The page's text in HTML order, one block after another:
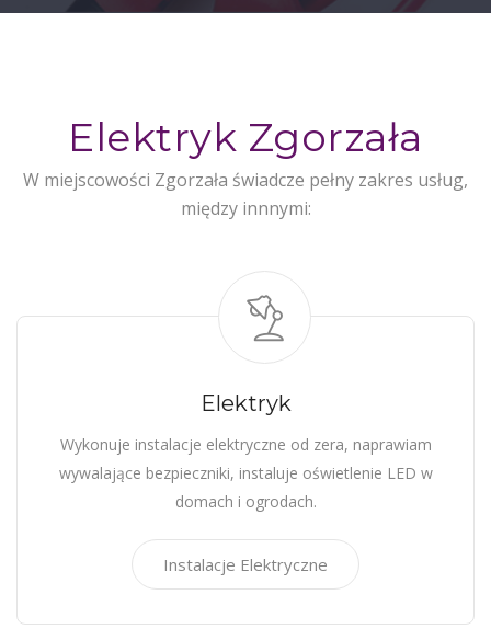
Elektryk Zgorzała
W miejscowości Zgorzała świadcze pełny zakres usług,
między innnymi:
Elektryk
Wykonuje instalacje elektryczne od zera, naprawiam
wywalające bezpieczniki, instaluje oświetlenie LED w
domach i ogrodach.
Instalacje Elektryczne